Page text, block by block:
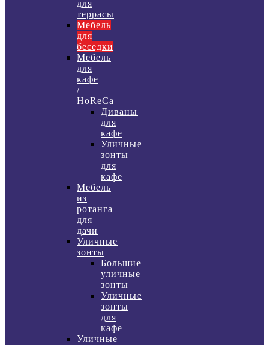
для
террасы
Мебель
для
беседки
Мебель
для
кафе
/
HoReCa
Диваны
для
кафе
Уличные
зонты
для
кафе
Мебель
из
ротанга
для
дачи
Уличные
зонты
Большие
уличные
зонты
Уличные
зонты
для
кафе
Уличные